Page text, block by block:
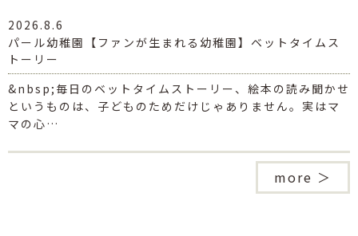
2026.8.6
パール幼稚園【ファンが生まれる幼稚園】ベットタイムス
トーリー
&nbsp;毎日のベットタイムストーリー、絵本の読み聞かせ
というものは、子どものためだけじゃありません。実はマ
マの心…
more ＞